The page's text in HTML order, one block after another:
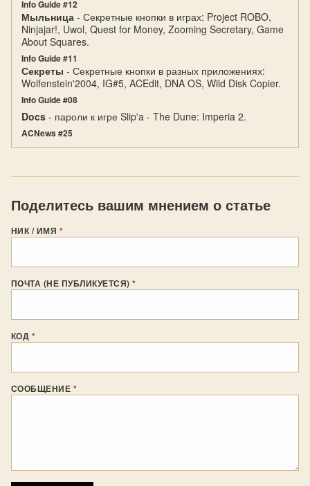
Info Guide #12
Мыльница - Секретные кнопки в играх: Project ROBO,
Ninjajar!, Uwol, Quest for Money, Zooming Secretary, Game
About Squares.
Info Guide #11
Секреты - Секретные кнопки в разных приложениях:
Wolfenstein'2004, IG#5, ACEdit, DNA OS, Wild Disk Copier.
Info Guide #08
Docs - пароли к игре Slip'a - The Dune: Imperia 2.
ACNews #25
Поделитесь вашим мнением о статье
НИК / ИМЯ *
ПОЧТА (НЕ ПУБЛИКУЕТСЯ)*
КОД *
СООБЩЕНИЕ *